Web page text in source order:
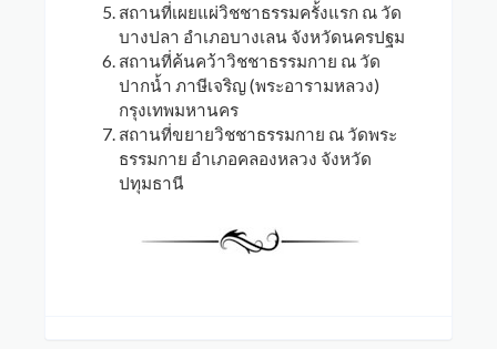
สถานที่เผยแผ่วิชชาธรรมครั้งแรก ณ วัด
บางปลา อำเภอบางเลน จังหวัดนครปฐม
สถานที่ค้นคว้าวิชชาธรรมกาย ณ วัด
ปากน้ำ ภาษีเจริญ (พระอารามหลวง)
กรุงเทพมหานคร
สถานที่ขยายวิชชาธรรมกาย ณ วัดพระ
ธรรมกาย อำเภอคลองหลวง จังหวัด
ปทุมธานี